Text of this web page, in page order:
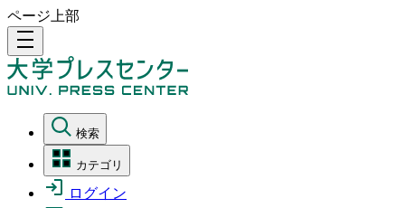
ページ上部
density_medium
検索
カテゴリ
ログイン